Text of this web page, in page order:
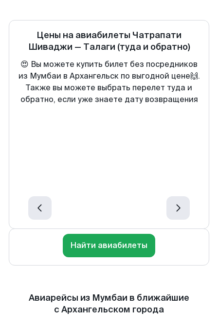
Цены на авиабилеты Чатрапати
Шиваджи — Талаги (туда и обратно)
😍 Вы можете купить билет без посредников
из Мумбаи в Архангельск по выгодной цене🙌.
Также вы можете выбрать перелет туда и
обратно, если уже знаете дату возвращения
Найти авиабилеты
Авиарейсы из Мумбаи в ближайшие
с Архангельском города